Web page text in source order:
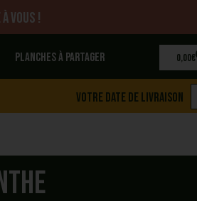
vous !
Planches à partager 0,00€
Votre date de livraison